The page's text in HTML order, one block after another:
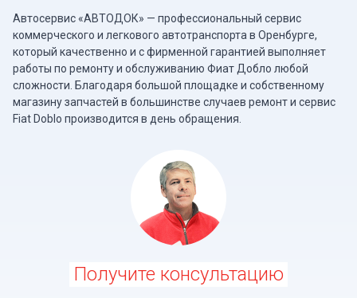
Автосервис «АВТОДОК» — профессиональный сервис
коммерческого и легкового автотранспорта в Оренбурге,
который качественно и с фирменной гарантией выполняет
работы по ремонту и обслуживанию Фиат Добло любой
сложности. Благодаря большой площадке и собственному
магазину запчастей в большинстве случаев ремонт и сервис
Fiat Doblo производится в день обращения.
Получите консультацию